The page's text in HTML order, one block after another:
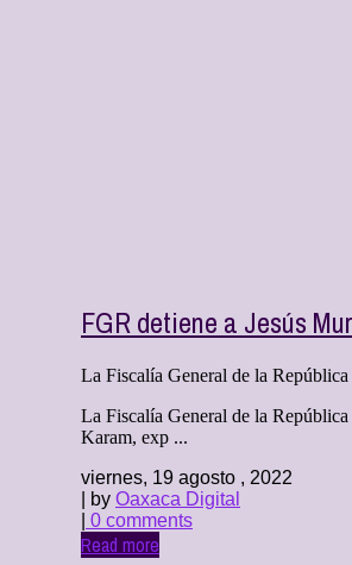
FGR detiene a Jesús
La Fiscalía General de la
La Fiscalía General de la
Karam, exp ...
viernes, 19 agosto , 2022
| by Oaxaca Digital
0 comments
Read more